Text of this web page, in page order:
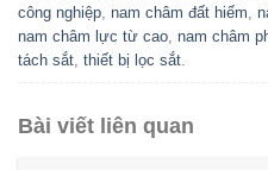
công nghiệp, nam châm đất hiếm,
nam châm lực từ cao, nam châm
tách sắt, thiết bị lọc sắt.
Bài viết liên quan